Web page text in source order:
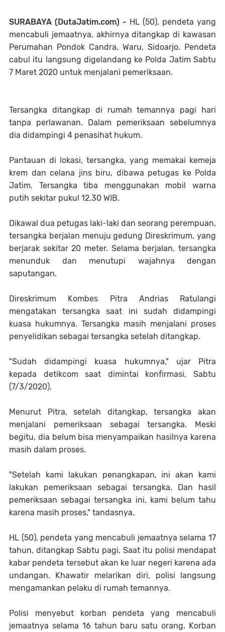
SURABAYA (DutaJatim.com) - HL (50), pendeta yang
mencabuli jemaatnya, akhirnya ditangkap di kawasan
Perumahan Pondok Candra, Waru, Sidoarjo. Pendeta
cabul itu langsung digelandang ke Polda Jatim Sabtu
7 Maret 2020 untuk menjalani pemeriksaan.
Tersangka ditangkap di rumah temannya pagi hari
tanpa perlawanan. Dalam pemeriksaan sebelumnya
dia didampingi 4 penasihat hukum.
Pantauan di lokasi, tersangka, yang memakai kemeja
krem dan celana jins biru, dibawa petugas ke Polda
Jatim. Tersangka tiba menggunakan mobil warna
putih sekitar pukul 12.30 WIB.
Dikawal dua petugas laki-laki dan seorang perempuan,
tersangka berjalan menuju gedung Direskrimum, yang
berjarak sekitar 20 meter. Selama berjalan, tersangka
menunduk dan menutupi wajahnya dengan
saputangan.
Direskrimum Kombes Pitra Andrias Ratulangi
mengatakan tersangka saat ini sudah didampingi
kuasa hukumnya. Tersangka masih menjalani proses
penyelidikan sebagai tersangka setelah ditangkap.
"Sudah didampingi kuasa hukumnya," ujar Pitra
kepada detikcom saat dimintai konfirmasi, Sabtu
(7/3/2020).
Menurut Pitra, setelah ditangkap, tersangka akan
menjalani pemeriksaan sebagai tersangka. Meski
begitu, dia belum bisa menyampaikan hasilnya karena
masih dalam proses.
"Setelah kami lakukan penangkapan, ini akan kami
lakukan pemeriksaan sebagai tersangka. Dan hasil
pemeriksaan sebagai tersangka ini, kami belum tahu
karena masih proses," tandasnya.
HL (50), pendeta yang mencabuli jemaatnya selama 17
tahun, ditangkap Sabtu pagi. Saat itu polisi mendapat
kabar pendeta tersebut akan ke luar negeri karena ada
undangan. Khawatir melarikan diri, polisi langsung
mengamankan pelaku di rumah temannya.
Polisi menyebut korban pendeta yang mencabuli
jemaatnya selama 16 tahun baru satu orang. Korban